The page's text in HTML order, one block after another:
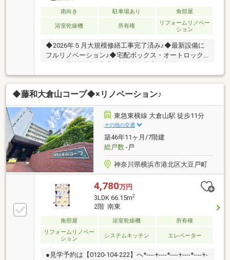
南向き 駐車場あり 角部屋
浴室乾燥機 所有権
リフォームリノベー
ション
◆2026年５月大規模修繕工事完了済み♪◆最新設備に
フルリノベーション♪◆宅配ボックス・オートロック
あり♪【株式会社リビングライフ】創業35年の信頼で
未公開情報多数のリビングライフがご紹介します。宅
建士×FP×住宅ローンアドバイザーの資格を併せ持つ
『ライフ・エキスパート・プランナー』がお客様の老
後も見据えたライフプランを無料作成。お気軽にご相
談下さい！☆物件のお問合せは〈0120-502-278〉☆
◆藤和大倉山コープ◆×リノベーション♪
東急東横線 大倉山駅 徒歩11分
その他の交通
築46年11ヶ月/7階建
総戸数-戸
神奈川県横浜市港北区大豆戸町
4,780万円
3LDK 66.15m2
2階 南東
角部屋 浴室乾燥機
所有権
リフォームリノベー
ション
システムキッチン エレベーター
●見学予約は【0120-104-222】へ*----+----*----+----*----+-